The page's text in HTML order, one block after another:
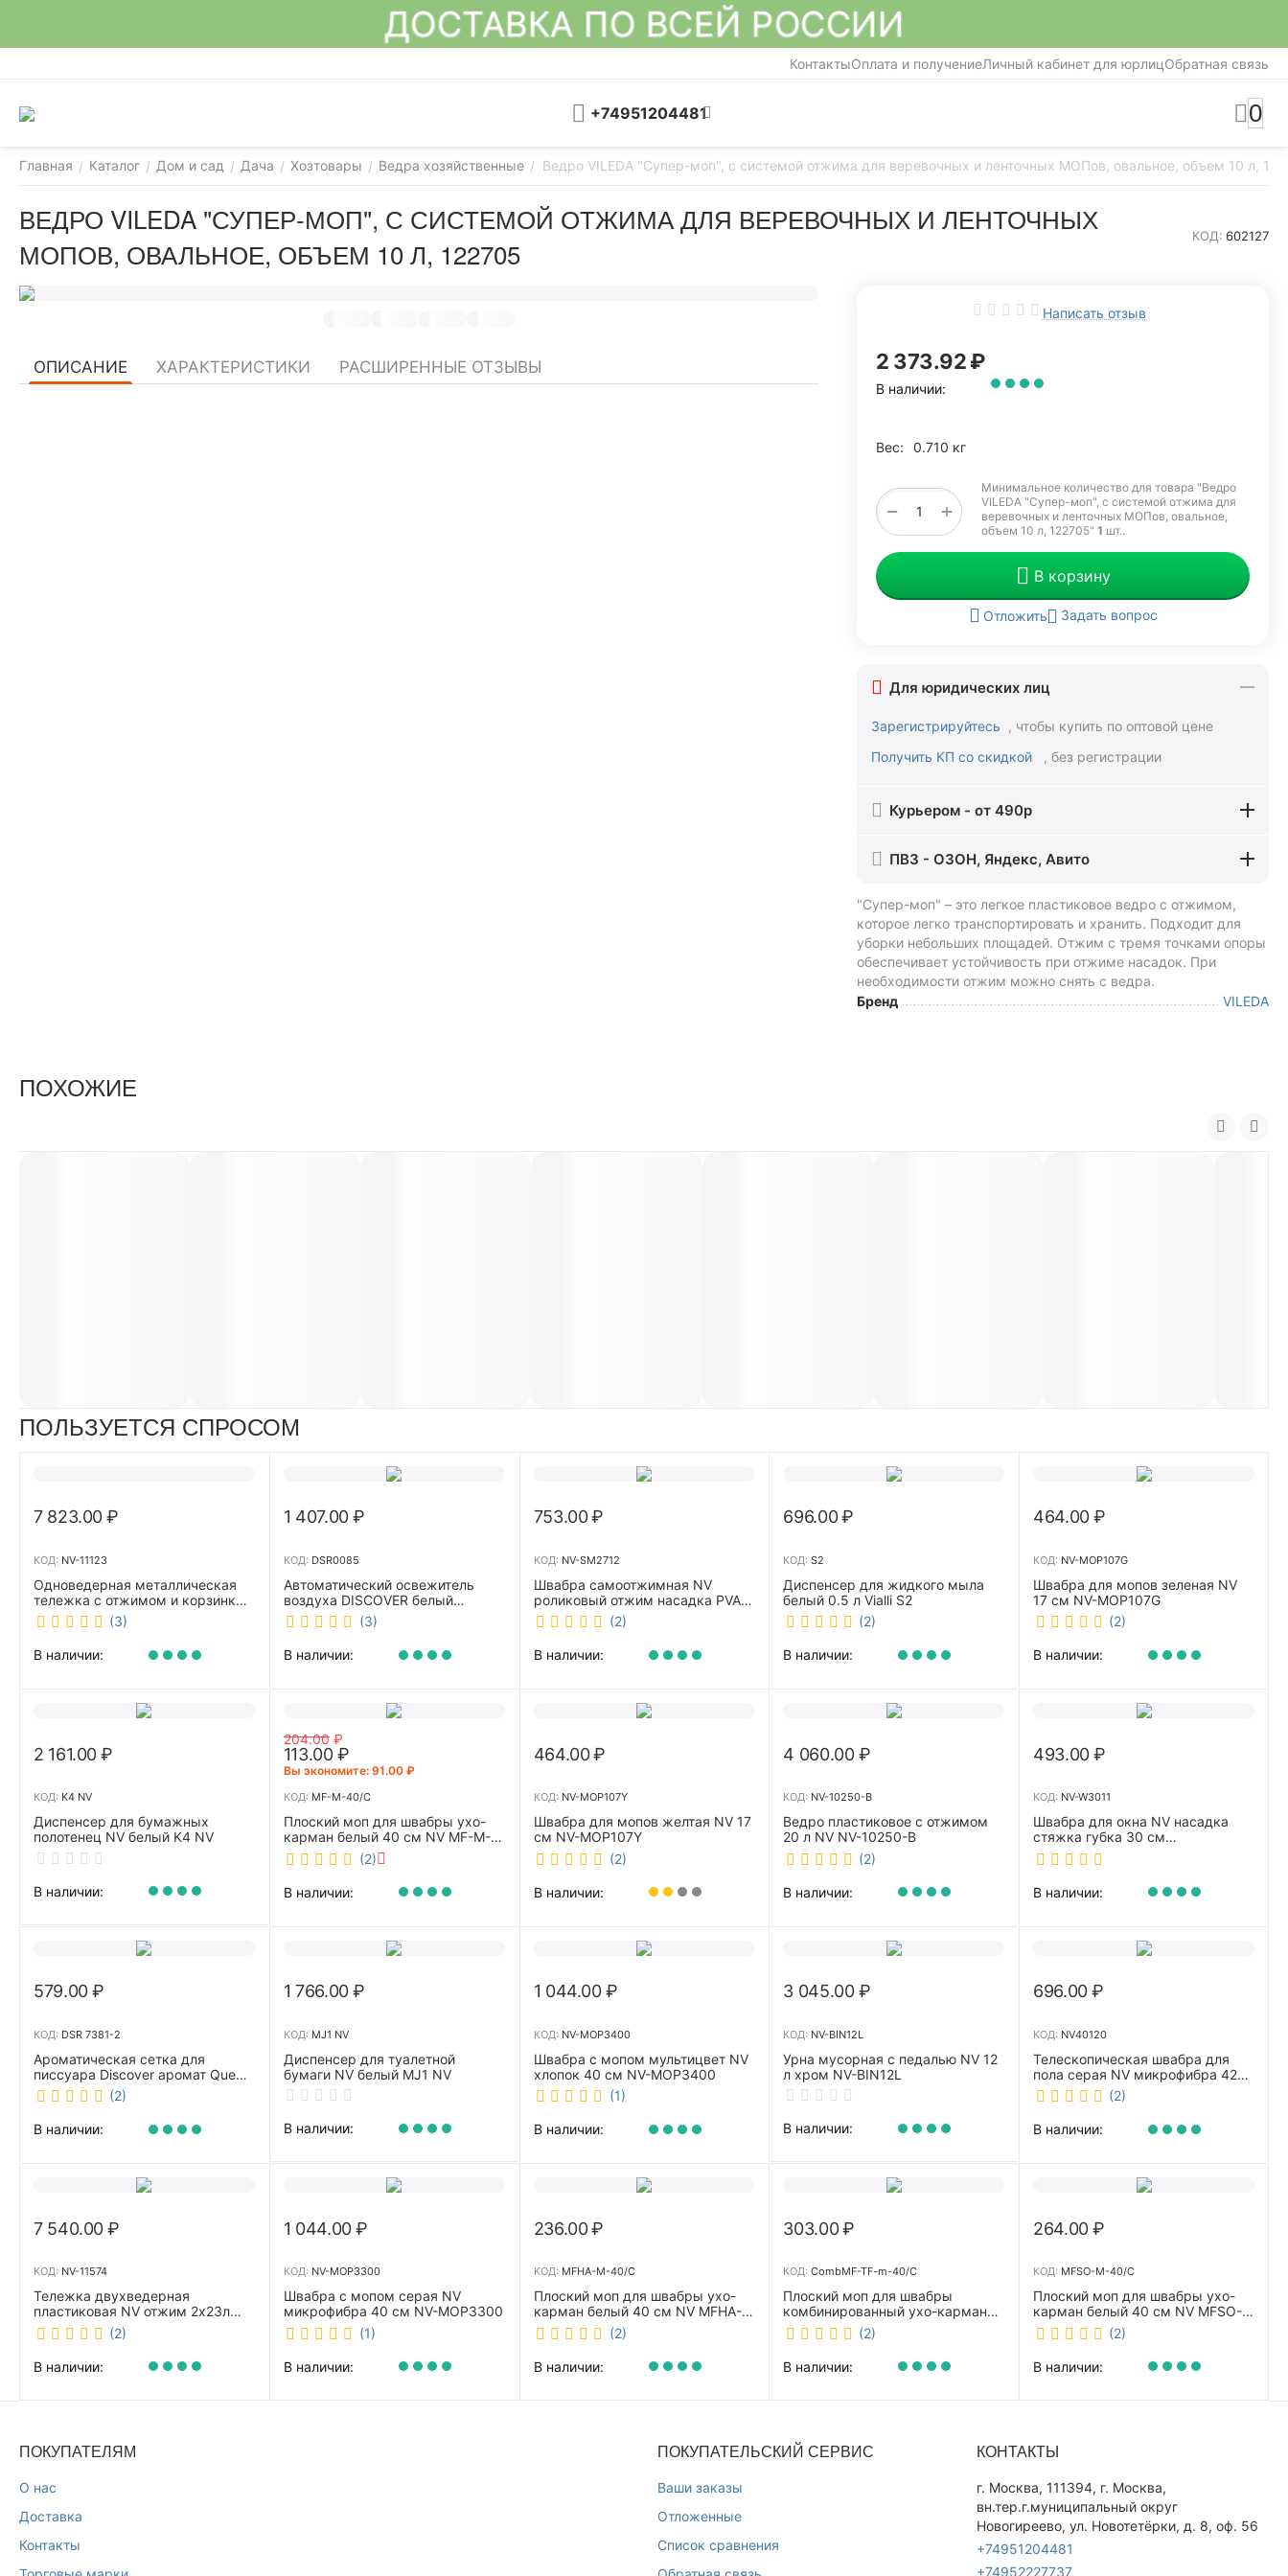
ДОСТАВКА ПО ВСЕЙ РОССИИ
КонтактыОплата и получениеЛичный кабинет для юрлицОбратная связь
+74951204481 0
Главная / Каталог / Дом и сад / Дача / Хозтовары / Ведра хозяйственные / Ведро VILEDA "Супер-моп", с системой отжима для веревочных и ленточных МОПов, овальное, объем 10 л,
ВЕДРО VILEDA "СУПЕР-МОП", С СИСТЕМОЙ ОТЖИМА ДЛЯ ВЕРЕВОЧНЫХ И ЛЕНТОЧНЫХ
МОПОВ, ОВАЛЬНОЕ, ОБЪЕМ 10 Л, 122705
КОД: 602127
Написать отзыв
2 373.92₽
В наличии:
Вес: 0.710 кг
+
−
Минимальное количество для товара "Ведро
VILEDA "Супер-моп", с системой отжима для
веревочных и ленточных МОПов, овальное,
объем 10 л, 122705" 1 шт..
В корзину
Отложить Задать вопрос
Для юридических лиц
Зарегистрируйтесь , чтобы купить по оптовой цене
Получить КП со скидкой
, без регистрации
Курьером - от 490р
ПВЗ - ОЗОН, Яндекс, Авито
"Супер-моп" – это легкое пластиковое ведро с отжимом,
которое легко транспортировать и хранить. Подходит для
уборки небольших площадей. Отжим с тремя точками опоры
обеспечивает устойчивость при отжиме насадок. При
необходимости отжим можно снять с ведра.
Бренд
VILEDA
ОПИСАНИЕ ХАРАКТЕРИСТИКИ РАСШИРЕННЫЕ ОТЗЫВЫ
ПОХОЖИЕ
ПОЛЬЗУЕТСЯ СПРОСОМ
7 823.00₽
КОД: NV-11123
Одноведерная металлическая
тележка с отжимом и корзинкой
под химию NV 23 л NV-11123
(3)
В наличии:
1 407.00₽
КОД: DSR0085
Автоматический освежитель
воздуха DISCOVER белый
DSR0085
(3)
В наличии:
753.00₽
КОД: NV-SM2712
Швабра самоотжимная NV
роликовый отжим насадка PVA
27 см телескопическая рукоятка
70-125 см NV-SM2712
(2)
В наличии:
696.00₽
КОД: S2
Диспенсер для жидкого мыла
белый 0.5 л Vialli S2
(2)
В наличии:
464.00₽
КОД: NV-MOP107G
Швабра для мопов зеленая NV
17 см NV-MOP107G
(2)
В наличии:
2 161.00₽
КОД: K4 NV
Диспенсер для бумажных
полотенец NV белый K4 NV
В наличии:
204.00 ₽
113.00 ₽
Вы экономите: 91.00 ₽
КОД: MF-M-40/C
Плоский моп для швабры ухо-
карман белый 40 см NV MF-M-
40/C
(2)
В наличии:
464.00₽
КОД: NV-MOP107Y
Швабра для мопов желтая NV 17
см NV-MOP107Y
(2)
В наличии:
4 060.00 ₽
КОД: NV-10250-B
Ведро пластиковое с отжимом
20 л NV NV-10250-B
(2)
В наличии:
493.00₽
КОД: NV-W3011
Швабра для окна NV насадка
стяжка губка 30 см
телескопическая рукоятка 70-
110 см NV-W3011
В наличии:
579.00₽
КОД: DSR 7381-2
Ароматическая сетка для
писсуара Discover аромат Queen
DSR 7381-2 (2)
В наличии:
1 766.00₽
КОД: MJ1 NV
Диспенсер для туалетной
бумаги NV белый MJ1 NV
В наличии:
1 044.00 ₽
КОД: NV-MOP3400
Швабра с мопом мультицвет NV
хлопок 40 см NV-MOP3400
(1)
В наличии:
3 045.00 ₽
КОД: NV-BIN12L
Урна мусорная с педалью NV 12
л хром NV-BIN12L
В наличии:
696.00₽
КОД: NV40120
Телескопическая швабра для
пола серая NV микрофибра 42
см NV40120(2)
В наличии:
7 540.00₽
КОД: NV-11574
Тележка двухведерная
пластиковая NV отжим 2х23л
NV-11574
(2)
В наличии:
1 044.00₽
КОД: NV-MOP3300
Швабра с мопом серая NV
микрофибра 40 см NV-MOP3300
(1)
В наличии:
236.00₽
КОД: MFHA-M-40/C
Плоский моп для швабры ухо-
карман белый 40 см NV MFHA-
M-40/C
(2)
В наличии:
303.00₽
КОД: CombMF-TF-m-40/C
Плоский моп для швабры
комбинированный ухо-карман
бежевый 40 см NV CombMF-TF-
m-40/C
(2)
В наличии:
264.00₽
КОД: MFSO-M-40/C
Плоский моп для швабры ухо-
карман белый 40 см NV MFSO-
M-40/C
(2)
В наличии:
ПОКУПАТЕЛЯМ
О нас
Доставка
Контакты
ПОКУПАТЕЛЬСКИЙ СЕРВИС
Ваши заказы
Отложенные
Список сравнения
КОНТАКТЫ
г. Москва, 111394, г. Москва,
вн.тер.г.муниципальный округ
Новогиреево, ул. Новотетёрки, д. 8, оф. 56
+74951204481
+74952227737